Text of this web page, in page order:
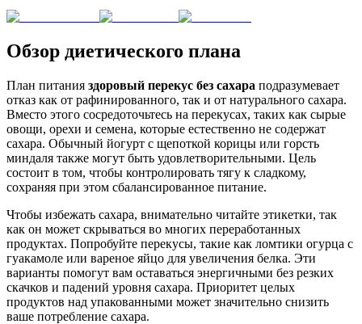
Обзор диетического плана
План питания здоровый перекус без сахара подразумевает
отказ как от рафинированного, так и от натурального сахара.
Вместо этого сосредоточьтесь на перекусах, таких как сырые
овощи, орехи и семена, которые естественно не содержат
сахара. Обычный йогурт с щепоткой корицы или горсть
миндаля также могут быть удовлетворительными. Цель
состоит в том, чтобы контролировать тягу к сладкому,
сохраняя при этом сбалансированное питание.
Чтобы избежать сахара, внимательно читайте этикетки, так
как он может скрываться во многих переработанных
продуктах. Попробуйте перекусы, такие как ломтики огурца с
гуакамоле или вареное яйцо для увеличения белка. Эти
варианты помогут вам оставаться энергичными без резких
скачков и падений уровня сахара. Приоритет целых
продуктов над упакованными может значительно снизить
ваше потребление сахара.